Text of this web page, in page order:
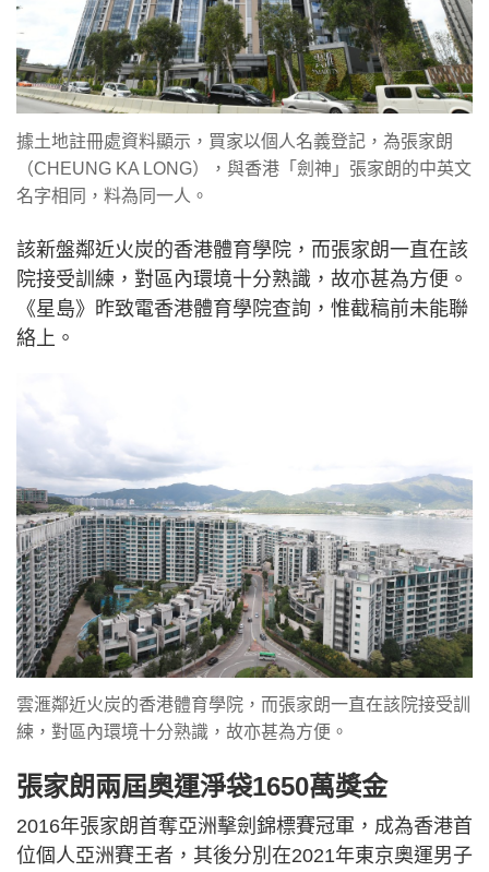
據土地註冊處資料顯示，買家以個人名義登記，為張家朗
（CHEUNG KA LONG），與香港「劍神」張家朗的中英文
名字相同，料為同一人。
該新盤鄰近火炭的香港體育學院，而張家朗一直在該
院接受訓練，對區內環境十分熟識，故亦甚為方便。
《星島》昨致電香港體育學院查詢，惟截稿前未能聯
絡上。
雲滙鄰近火炭的香港體育學院，而張家朗一直在該院接受訓
練，對區內環境十分熟識，故亦甚為方便。
張家朗兩屆奧運淨袋1650萬獎金
2016年張家朗首奪亞洲擊劍錦標賽冠軍，成為香港首
位個人亞洲賽王者，其後分別在2021年東京奧運男子